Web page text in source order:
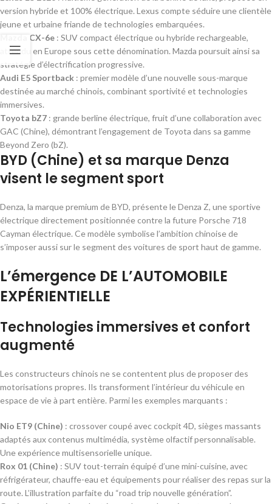
version hybride et 100% électrique. Lexus compte séduire une clientèle
jeune et urbaine friande de technologies embarquées.
Mazda CX-6e : SUV compact électrique ou hybride rechargeable,
attendu en Europe sous cette dénomination. Mazda poursuit ainsi sa
stratégie d’électrification progressive.
Audi E5 Sportback : premier modèle d’une nouvelle sous-marque
destinée au marché chinois, combinant sportivité et technologies
immersives.
Toyota bZ7 : grande berline électrique, fruit d’une collaboration avec
GAC (Chine), démontrant l’engagement de Toyota dans sa gamme
Beyond Zero (bZ).
BYD (Chine) et sa marque Denza
visent le segment sport
Denza, la marque premium de BYD, présente le Denza Z, une sportive
électrique directement positionnée contre la future Porsche 718
Cayman électrique. Ce modèle symbolise l’ambition chinoise de
s’imposer aussi sur le segment des voitures de sport haut de gamme.
L’émergence DE L’AUTOMOBILE
EXPÉRIENTIELLE
Technologies immersives et confort
augmenté
Les constructeurs chinois ne se contentent plus de proposer des
motorisations propres. Ils transforment l’intérieur du véhicule en
espace de vie à part entière. Parmi les exemples marquants :
Nio ET9 (Chine) : crossover coupé avec cockpit 4D, sièges massants
adaptés aux contenus multimédia, système olfactif personnalisable.
Une expérience multisensorielle unique.
Rox 01 (Chine) : SUV tout-terrain équipé d’une mini-cuisine, avec
réfrigérateur, chauffe-eau et équipements pour réaliser des repas sur la
route. L’illustration parfaite du “road trip nouvelle génération”.